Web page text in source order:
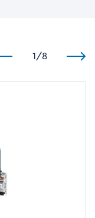
1 /8